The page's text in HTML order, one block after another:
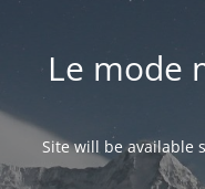
Le mode
Site will be available